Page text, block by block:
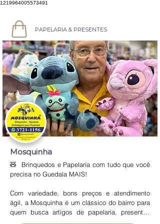
1219964005573491
PAPELARIA & PRESENTES
Mosquinha
🧸  Brinquedos e Papelaria com tudo que você
precisa no Guedala MAIS!
Com variedade, bons preços e atendimento
ágil, a Mosquinha é um clássico do bairro para
quem busca artigos de papelaria, presentes